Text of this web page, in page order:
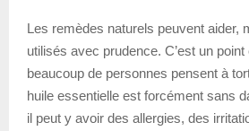
Les remèdes naturels peuvent aider,
utilisés avec prudence. C’est un
beaucoup de personnes pensent à
huile essentielle est forcément sans
il peut y avoir des allergies, des